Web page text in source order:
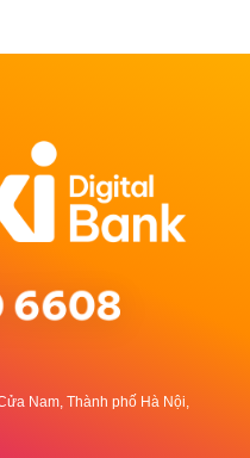
Nam, Thành phố Hà Nội,